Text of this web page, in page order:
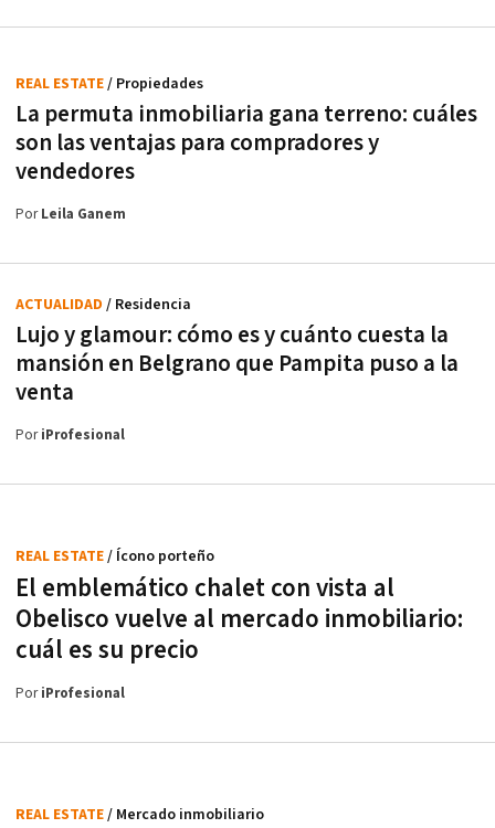
La permuta inmobiliaria gana terreno: cuáles
son las ventajas para compradores y
vendedores
REAL ESTATE/ Propiedades
PorLeila Ganem
Lujo y glamour: cómo es y cuánto cuesta la
mansión en Belgrano que Pampita puso a la
venta
ACTUALIDAD / Residencia
PoriProfesional
El emblemático chalet con vista al
Obelisco vuelve al mercado inmobiliario:
cuál es su precio
REAL ESTATE/ Ícono porteño
PoriProfesional
REAL ESTATE/ Mercado inmobiliario